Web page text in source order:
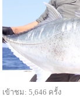
เข้าชม: 5,646 ครั้ง